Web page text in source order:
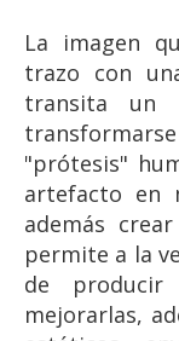
La imagen
trazo con
transita un
"prótesis"
artefacto en
además
permite a la
de producir
mejorarlas,